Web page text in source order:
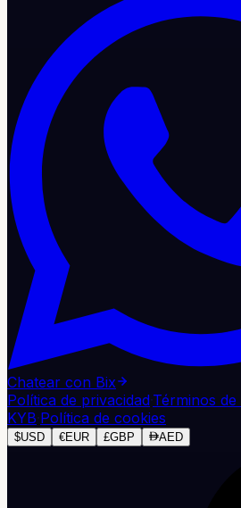
Chatear con Bix
Política de privacidad·Términos de
KYB·Política de cookies
$USD €EUR £GBP AED